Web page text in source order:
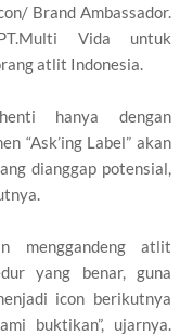
Brand Ambassador.
Vida untuk
atlit Indonesia.
hanya dengan
“Ask’ing Label” akan
dianggap potensial,
menggandeng atlit
yang benar, guna
icon berikutnya
buktikan”, ujarnya.